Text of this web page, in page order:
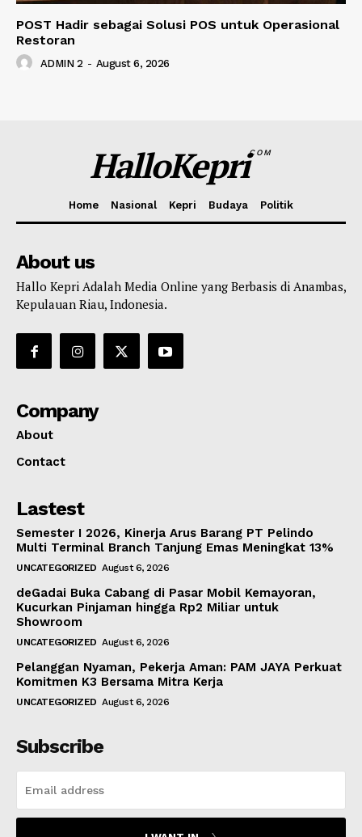
POST Hadir sebagai Solusi POS untuk Operasional
Restoran
ADMIN 2 - August 6, 2026
HalloKepriCOM
Home Nasional Kepri Budaya Politik
About us
Hallo Kepri Adalah Media Online yang Berbasis di Anambas,
Kepulauan Riau, Indonesia.
Company
About
Contact
Lastest
Semester I 2026, Kinerja Arus Barang PT Pelindo
Multi Terminal Branch Tanjung Emas Meningkat 13%
UNCATEGORIZED August 6, 2026
deGadai Buka Cabang di Pasar Mobil Kemayoran,
Kucurkan Pinjaman hingga Rp2 Miliar untuk
Showroom
UNCATEGORIZED August 6, 2026
Pelanggan Nyaman, Pekerja Aman: PAM JAYA Perkuat
Komitmen K3 Bersama Mitra Kerja
UNCATEGORIZED August 6, 2026
Subscribe